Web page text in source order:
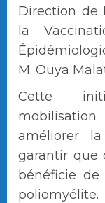
Direction de
la
M. Ouya
Cette
améliorer
garantir que
bénéficie
poliomyélite.